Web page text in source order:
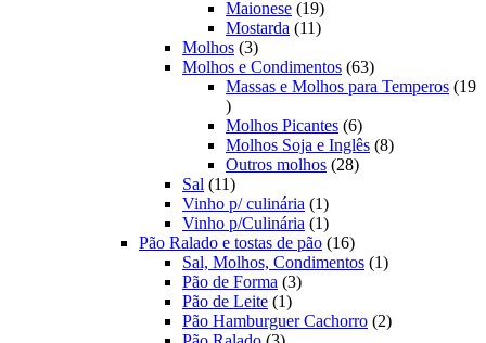
produtos
Maionese 1919
produtos
Mostarda 1111
Molhos 33
produtos
Molhos e Condimentos 6363
produtos
Massas e Molhos para Temperos 19
19
produtos
Molhos Picantes 66
produtos
Molhos Soja e Inglês 88
Outros molhos 2828
Sal 1111
produtos
Vinho p/ culinária 11
produto
Vinho p/Culinária 11
produto
Pão Ralado e tostas de pão 1616
produtos
Sal, Molhos, Condimentos 11
Pão de Forma 33
Pão de Leite 11
produto
Pão Hamburguer Cachorro 22
3